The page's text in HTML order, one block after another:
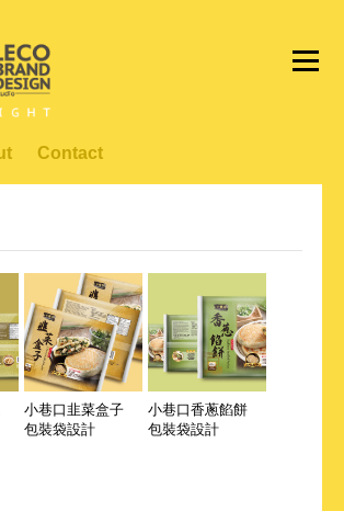
Contact
小巷口韭菜盒子
包裝袋設計
小巷口香蔥餡餅
包裝袋設計